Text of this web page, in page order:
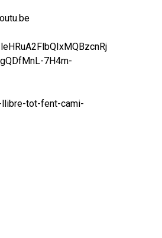
7H4m-
tot-fent-cami-